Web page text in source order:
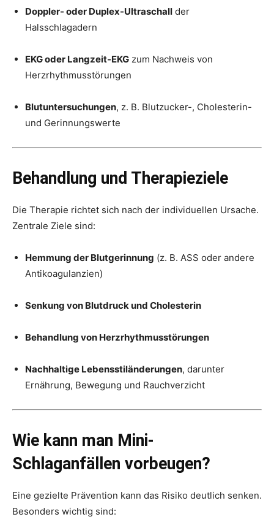
Doppler- oder Duplex-Ultraschall der
Halsschlagadern
EKG oder Langzeit-EKG zum Nachweis von
Herzrhythmusstörungen
Blutuntersuchungen, z. B. Blutzucker-, Cholesterin-
und Gerinnungswerte
Behandlung und Therapieziele
Die Therapie richtet sich nach der individuellen Ursache.
Zentrale Ziele sind:
Hemmung der Blutgerinnung (z. B. ASS oder andere
Antikoagulanzien)
Senkung von Blutdruck und Cholesterin
Behandlung von Herzrhythmusstörungen
Nachhaltige Lebensstiländerungen, darunter
Ernährung, Bewegung und Rauchverzicht
Wie kann man Mini-
Schlaganfällen vorbeugen?
Eine gezielte Prävention kann das Risiko deutlich senken.
Besonders wichtig sind: